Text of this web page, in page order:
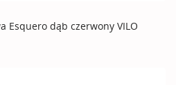
Esquero dąb czerwony VILO